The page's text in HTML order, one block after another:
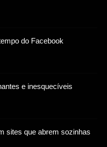
do Facebook
e inesquecíveis
sites que abrem sozinhas